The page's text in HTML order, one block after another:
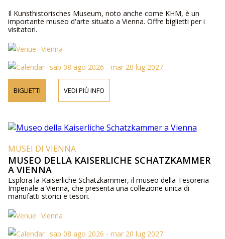
Il Kunsthistorisches Museum, noto anche come KHM, è un
importante museo d'arte situato a Vienna. Offre biglietti per i
visitatori.
Vienna
sab 08 ago 2026 - mar 20 lug 2027
BIGLIETTI VEDI PIÙ INFO
MUSEI DI VIENNA
MUSEO DELLA KAISERLICHE SCHATZKAMMER
A VIENNA
Esplora la Kaiserliche Schatzkammer, il museo della Tesoreria
Imperiale a Vienna, che presenta una collezione unica di
manufatti storici e tesori.
Vienna
sab 08 ago 2026 - mar 20 lug 2027